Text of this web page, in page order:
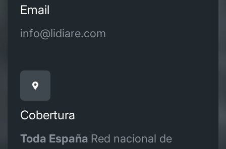
Email
info@lidiare.com
Cobertura
Toda España Red nacional de